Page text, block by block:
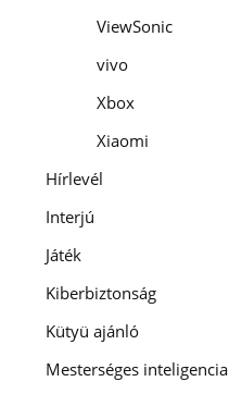
ViewSonic
vivo
Xbox
Xiaomi
Hírlevél
Interjú
Játék
Kiberbiztonság
Kütyü ajánló
Mesterséges inteligencia